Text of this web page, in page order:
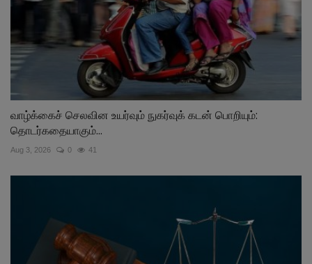
வாழ்க்கைச் செலவின உயர்வும் நுகர்வுக் கடன் பொறியும்:
தொடர்கதையாகும்...
Aug 3, 2026 0 41